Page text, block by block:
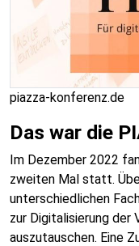
piazza-konferenz.de
Das war die
Im Dezember 2022
zweiten Mal statt.
unterschiedlichen
zur Digitalisierung der
auszutauschen. Eine